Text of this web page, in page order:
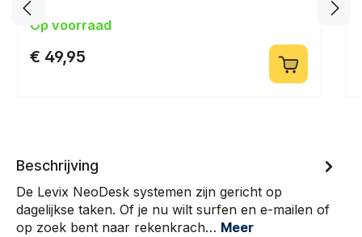
Op voorraad
€ 49,95
Beschrijving
De Levix NeoDesk systemen zijn gericht op
dagelijkse taken. Of je nu wilt surfen en e-mailen of
op zoek bent naar rekenkrach… Meer